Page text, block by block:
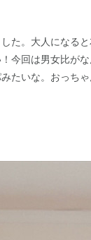
た。大人になる
今回は男女比が
たいな。おっち